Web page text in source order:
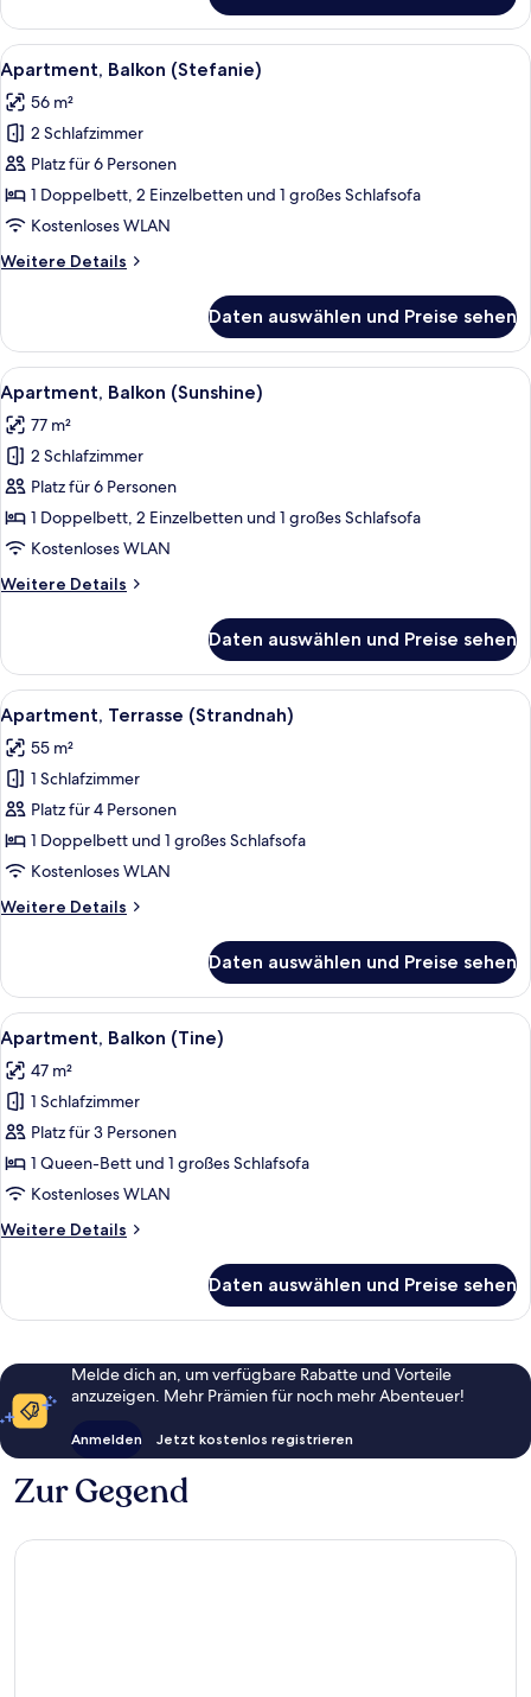
Balkon
(Ostseerose)
Alle
Fotos
für
Apartment,
Balkon
(Stefanie)
anzeigen
Apartment, Balkon (Stefanie) |
14
Apartment, Balkon (Stefanie)
56 m²
2 Schlafzimmer
Platz für 6 Personen
1 Doppelbett, 2 Einzelbetten und 1 großes Schlafsofa
Kostenloses WLAN
Weitere Details
Weitere
Balkon
(Stefanie)
Daten auswählen und Preise sehen
Alle
Fotos
für
Apartment,
Balkon
(Sunshine)
anzeigen
Apartment, Balkon (Sunshine) |
5
Apartment, Balkon (Sunshine)
77 m²
2 Schlafzimmer
Platz für 6 Personen
1 Doppelbett, 2 Einzelbetten und 1 großes Schlafsofa
Kostenloses WLAN
Weitere Details
Weitere
Balkon
(Sunshine)
Daten auswählen und Preise sehen
Alle
Fotos
für
Apartment,
Terrasse
(Strandnah)
anzeigen
Apartment, Terrasse (Strandnah) |
12
Apartment, Terrasse (Strandnah)
55 m²
1 Schlafzimmer
Platz für 4 Personen
1 Doppelbett und 1 großes Schlafsofa
Kostenloses WLAN
Weitere Details
Weitere
Terrasse
(Strandnah)
Daten auswählen und Preise sehen
Alle
Fotos
für
Apartment,
Balkon
(Tine)
anzeigen
Apartment, Balkon (Tine) |
11
Apartment, Balkon (Tine)
47 m²
1 Schlafzimmer
Platz für 3 Personen
1 Queen-Bett und 1 großes Schlafsofa
Kostenloses WLAN
Weitere Details
Weitere
Balkon
Daten auswählen und Preise sehen
Melde dich an, um verfügbare Rabatte und Vorteile
anzuzeigen. Mehr Prämien für noch mehr Abenteuer!
Anmelden Jetzt kostenlos registrieren
Zur Gegend